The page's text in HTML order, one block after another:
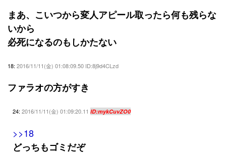
まあ、こいつから変人アピール取ったら何も残らな
いから
必死になるのもしかたない
18: 2016/11/11(金) 01:08:09.50 ID:8j9d4CLzd
ファラオの方がすき
24: 2016/11/11(金) 01:09:20.11 ID:mykCuvZO0
>>18
どっちもゴミだぞ